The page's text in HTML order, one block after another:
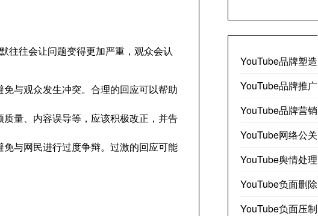
往往会让问题变得更加严重，观众会认
与观众发生冲突。合理的回应可以帮助
量、内容误导等，应该积极改正，并告
与网民进行过度争辩。过激的回应可能
YouTube品牌塑造
YouTube品牌推广
YouTube品牌营销
YouTube网络公关
YouTube舆情处理
YouTube负面删除
YouTube负面压制